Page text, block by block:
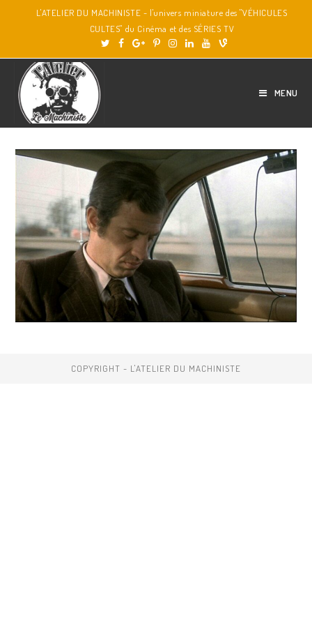
L'ATELIER DU MACHINISTE - l'univers miniature des "VÉHICULES
CULTES" du Cinéma et des SÉRIES TV
MENU
COPYRIGHT - L'ATELIER DU MACHINISTE